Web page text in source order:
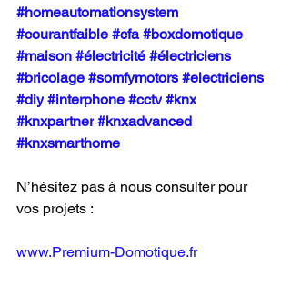
#homeautomationsystem
#courantfaible #cfa #boxdomotique
#maison #électricité #électriciens
#bricolage #somfymotors #electriciens
#diy #interphone #cctv #knx
#knxpartner #knxadvanced
#knxsmarthome
N’hésitez pas à nous consulter pour
vos projets :
www.Premium-Domotique.fr